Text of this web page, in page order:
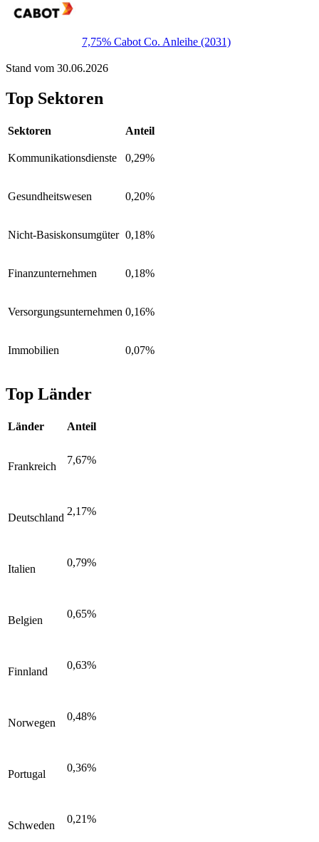
7,75% Cabot Co. Anleihe (2031)
Stand vom 30.06.2026
Top Sektoren
Sektoren Anteil
Kommunikationsdienste 0,29%
Gesundheitswesen 0,20%
Nicht-Basiskonsumgüter 0,18%
Finanzunternehmen 0,18%
Versorgungsunternehmen 0,16%
Immobilien 0,07%
Top Länder
Länder Anteil
Frankreich
7,67%
Deutschland
2,17%
Italien
0,79%
Belgien
0,65%
Finnland
0,63%
Norwegen
0,48%
Portugal
0,36%
Schweden
0,21%